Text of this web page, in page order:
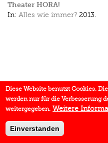
Theater HORA!
In: Alles wie immer? 2013.
Diese Website benutzt Cookies.
werden nur für die Verbesserung
weitergegeben. Weitere
Einverstanden